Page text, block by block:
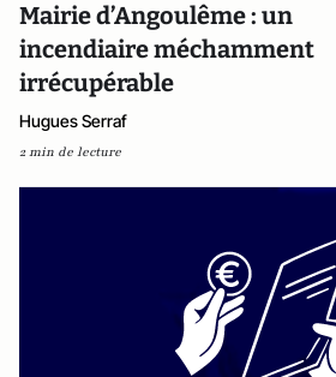
Mairie d’Angoulême : un
incendiaire méchamment
irrécupérable
Hugues Serraf
2 min de lecture